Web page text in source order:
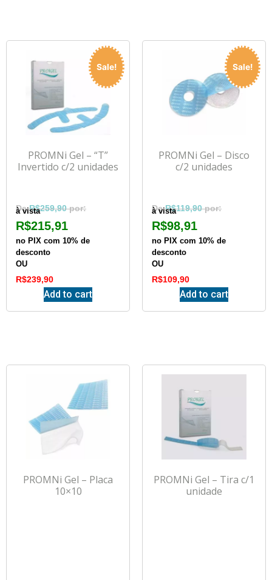
Sale!
PROMNi Gel – “T”
Invertido c/2 unidades
R$259,90
R$239,90
à vista
R$215,91
no PIX com 10% de
desconto
OU
Add to cart
Sale!
PROMNi Gel – Disco
c/2 unidades
R$119,90
R$109,90
à vista
R$98,91
no PIX com 10% de
desconto
OU
Add to cart
PROMNi Gel – Placa
10×10
PROMNi Gel – Tira c/1
unidade